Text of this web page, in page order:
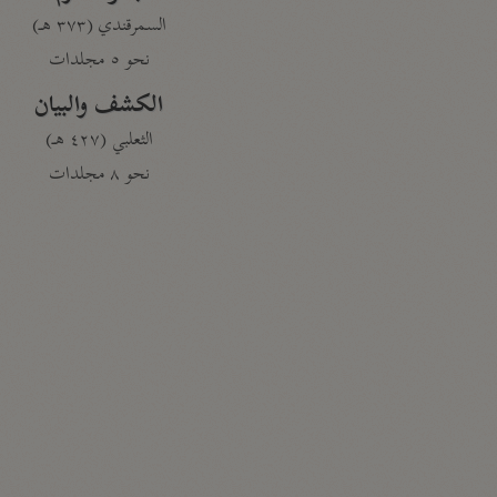
السمرقندي (٣٧٣ هـ)
نحو ٥ مجلدات
الكشف والبيان
الثعلبي (٤٢٧ هـ)
نحو ٨ مجلدات